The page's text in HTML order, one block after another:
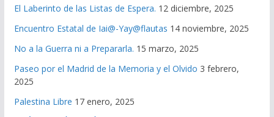
El Laberinto de las Listas de Espera. 12 diciembre, 2025
Encuentro Estatal de Iai@-Yay@flautas 14 noviembre, 2025
No a la Guerra ni a Prepararla. 15 marzo, 2025
Paseo por el Madrid de la Memoria y el Olvido 3 febrero,
2025
Palestina Libre 17 enero, 2025